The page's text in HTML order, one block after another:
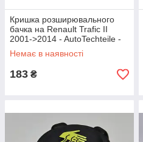
Кришка розширювального
бачка на Renault Trafic II
2001->2014 - AutoTechteile -
511 0109
Немає в наявності
183 ₴